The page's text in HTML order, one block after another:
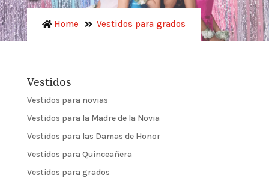
Home Vestidos para grados
Vestidos
Vestidos para novias
Vestidos para la Madre de la Novia
Vestidos para las Damas de Honor
Vestidos para Quinceañera
Vestidos para grados